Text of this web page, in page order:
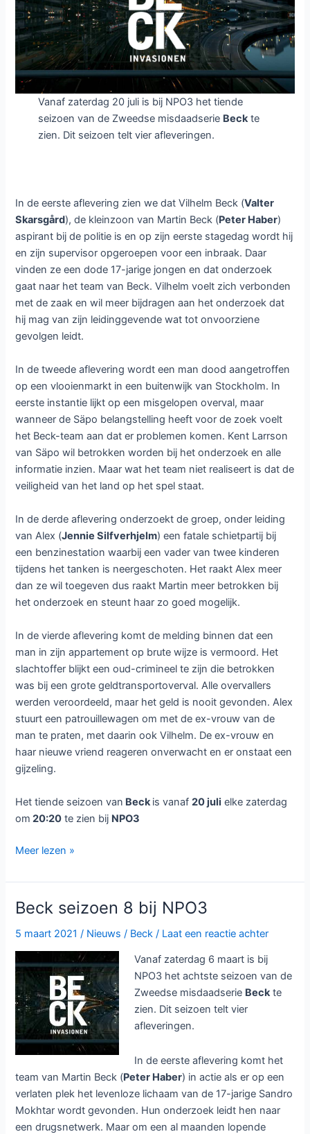
Vanaf zaterdag 20 juli is bij NPO3 het tiende
seizoen van de Zweedse misdaadserie Beckte
zien. Dit seizoen telt vier afleveringen.
In de eerste aflevering zien we dat Vilhelm Beck (Valter
Skarsgård), de kleinzoon van Martin Beck (Peter Haber)
aspirant bij de politie is en op zijn eerste stagedag wordt hij
en zijn supervisor opgeroepen voor een inbraak. Daar
vinden ze een dode 17-jarige jongen en dat onderzoek
gaat naar het team van Beck. Vilhelm voelt zich verbonden
met de zaak en wil meer bijdragen aan het onderzoek dat
hij mag van zijn leidinggevende wat tot onvoorziene
gevolgen leidt.
In de tweede aflevering wordt een man dood aangetroffen
op een vlooienmarkt in een buitenwijk van Stockholm. In
eerste instantie lijkt op een misgelopen overval, maar
wanneer de Säpo belangstelling heeft voor de zoek voelt
het Beck-team aan dat er problemen komen. Kent Larrson
van Säpo wil betrokken worden bij het onderzoek en alle
informatie inzien. Maar wat het team niet realiseert is dat de
veiligheid van het land op het spel staat.
In de derde aflevering onderzoekt de groep, onder leiding
van Alex (Jennie Silfverhjelm) een fatale schietpartij bij
een benzinestation waarbij een vader van twee kinderen
tijdens het tanken is neergeschoten. Het raakt Alex meer
dan ze wil toegeven dus raakt Martin meer betrokken bij
het onderzoek en steunt haar zo goed mogelijk.
In de vierde aflevering komt de melding binnen dat een
man in zijn appartement op brute wijze is vermoord. Het
slachtoffer blijkt een oud-crimineel te zijn die betrokken
was bij een grote geldtransportoverval. Alle overvallers
werden veroordeeld, maar het geld is nooit gevonden. Alex
stuurt een patrouillewagen om met de ex-vrouw van de
man te praten, met daarin ook Vilhelm. De ex-vrouw en
haar nieuwe vriend reageren onverwacht en er onstaat een
gijzeling.
Het tiende seizoen van Beckis vanaf20 juli elke zaterdag
om 20:20 te zien bij NPO3
Beck
10
bij
NPO3
Meer lezen »
Beck seizoen 8 bij NPO3
5 maart 2021/ Nieuws / Beck / Laat een reactie achter
Vanaf zaterdag 6 maart is bij
NPO3 het achtste seizoen van de
Zweedse misdaadserie Beckte
zien. Dit seizoen telt vier
afleveringen.
In de eerste aflevering komt het
team van Martin Beck (Peter Haber) in actie als er op een
verlaten plek het levenloze lichaam van de 17-jarige Sandro
Mokhtar wordt gevonden. Hun onderzoek leidt hen naar
een drugsnetwerk. Maar om een al maanden lopende